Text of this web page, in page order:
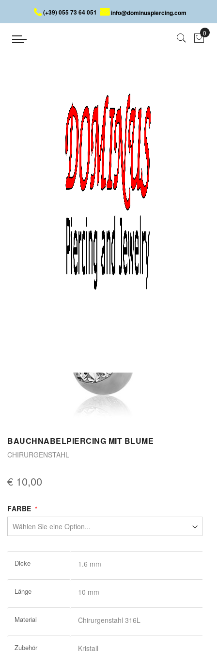
(+39) 055 73 64 051 info@dominuspiercing.com
BAUCHNABELPIERCING MIT
BLUME
BAUCHNABELPIERCING MIT BLUME
BAUCHNABELPIERCING MIT BLUME
CHIRURGENSTAHL
€ 10,00
FARBE
Informationen
Dicke 1.6 mm
Länge 10 mm
Material Chirurgenstahl 316L
Zubehör Kristall